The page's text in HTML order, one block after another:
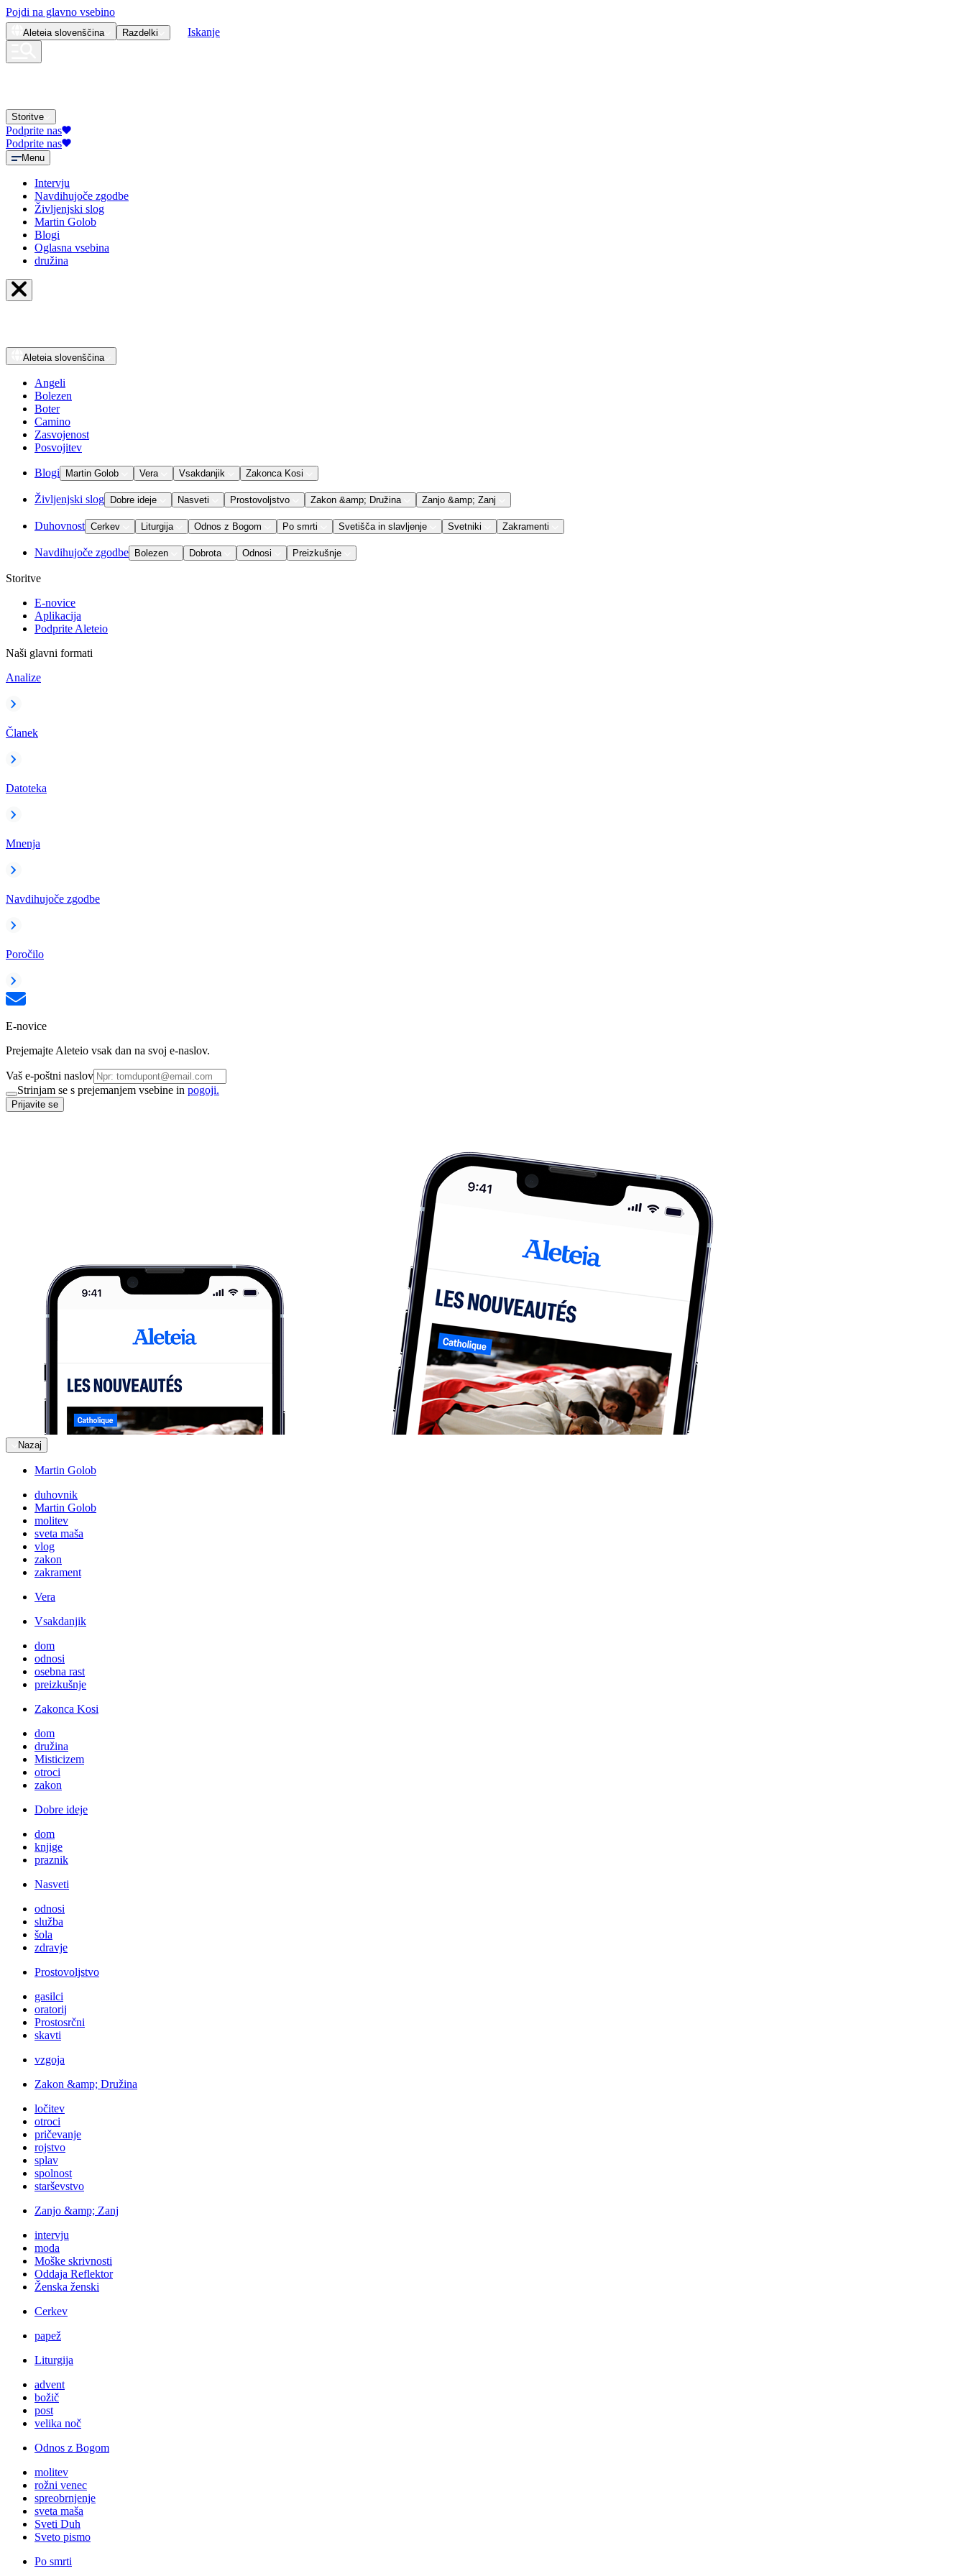
Pojdi na glavno vsebino
Aleteia slovenščina Razdelki Iskanje
Storitve
Podprite nas
Podprite nas
Menu
Intervju
Navdihujoče zgodbe
Življenjski slog
Martin Golob
Blogi
Oglasna vsebina
družina
Aleteia slovenščina
Angeli
Bolezen
Boter
Camino
Zasvojenost
Posvojitev
Blogi Martin Golob Vera Vsakdanjik Zakonca Kosi
Življenjski slog Dobre ideje Nasveti Prostovoljstvo Zakon &amp; Družina Zanjo &amp; Zanj
Duhovnost Cerkev Liturgija Odnos z Bogom Po smrti Svetišča in slavljenje Svetniki Zakramenti
Navdihujoče zgodbe Bolezen Dobrota Odnosi Preizkušnje
Storitve
E-novice
Aplikacija
Podprite Aleteio
Naši glavni formati
Analize
Članek
Datoteka
Mnenja
Navdihujoče zgodbe
Poročilo
E-novice
Prejemajte Aleteio vsak dan na svoj e-naslov.
Vaš e-poštni naslov
Strinjam se s prejemanjem vsebine in pogoji.
Prijavite se
Nazaj
Martin Golob
duhovnik
Martin Golob
molitev
sveta maša
vlog
zakon
zakrament
Vera
Vsakdanjik
dom
odnosi
osebna rast
preizkušnje
Zakonca Kosi
dom
družina
Misticizem
otroci
zakon
Dobre ideje
dom
knjige
praznik
Nasveti
odnosi
služba
šola
zdravje
Prostovoljstvo
gasilci
oratorij
Prostosrčni
skavti
vzgoja
Zakon &amp; Družina
ločitev
otroci
pričevanje
rojstvo
splav
spolnost
starševstvo
Zanjo &amp; Zanj
intervju
moda
Moške skrivnosti
Oddaja Reflektor
Ženska ženski
Cerkev
papež
Liturgija
advent
božič
post
velika noč
Odnos z Bogom
molitev
rožni venec
spreobrnjenje
sveta maša
Sveti Duh
Sveto pismo
Po smrti